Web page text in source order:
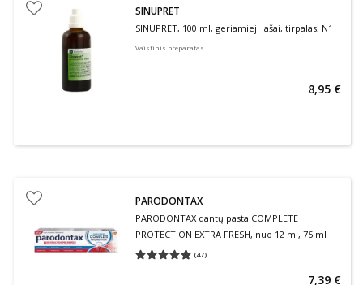
SINUPRET
SINUPRET, 100 ml, geriamieji lašai, tirpalas, N1
Vaistinis preparatas
8,95 €
PARODONTAX
PARODONTAX dantų pasta COMPLETE
PROTECTION EXTRA FRESH, nuo 12 m., 75 ml
(47)
Vidutinis įvertinimas 4.79
7,39 €